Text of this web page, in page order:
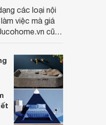
các loại nội
việc mà giá
cũng